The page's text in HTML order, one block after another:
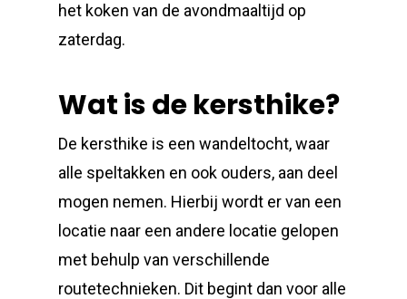
het koken van de avondmaaltijd op
zaterdag.
Wat is de kersthike?
De kersthike is een wandeltocht, waar
alle speltakken en ook ouders, aan deel
mogen nemen. Hierbij wordt er van een
locatie naar een andere locatie gelopen
met behulp van verschillende
routetechnieken. Dit begint dan voor alle